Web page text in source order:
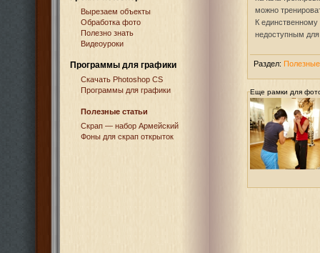
Вырезаем объекты
Обработка фото
Полезно знать
Видеоуроки
Программы для графики
Cкачать Photoshop CS
Программы для графики
Полезные статьи
Скрап — набор Армейский
Фоны для скрап открыток
можно
К единственному
недоступным для
Раздел:
Еще рамки для